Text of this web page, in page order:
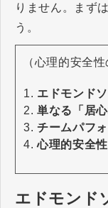
りません。まず
う。
（心理的安全性
エドモンド
単なる「居
チームパフ
心理的安全
エドモンド